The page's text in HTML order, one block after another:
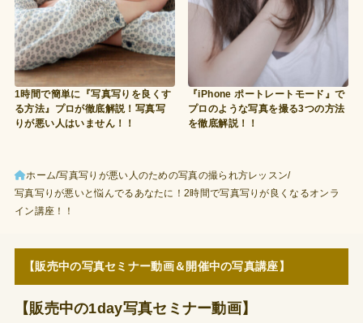
1時間で簡単に『写真写りを良くす
る方法』プロが徹底解説！写真写
りが悪い人はいません！！
『iPhone ポートレートモード』で
プロのような写真を撮る3つの方法
を徹底解説！！
ホーム 写真写りが悪い人のための写真の撮られ方レッスン
写真写りが悪いと悩んでるあなたに！2時間で写真写りが良くなるオンラ
イン講座！！
【販売中の写真セミナー動画＆開催中の写真講座】
【販売中の1day写真セミナー動画】